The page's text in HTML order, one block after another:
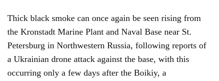
Thick black smoke can once again be seen rising from
the Kronstadt Marine Plant and Naval Base near St.
Petersburg in Northwestern Russia, following reports of
a Ukrainian drone attack against the base, with this
occurring only a few days after the Boikiy, a